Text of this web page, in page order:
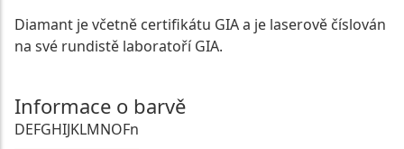
Diamant je včetně certifikátu GIA a je laserově číslován
na své rundistě laboratoří GIA.
Informace o barvě
DEFGHIJKLMNOFn